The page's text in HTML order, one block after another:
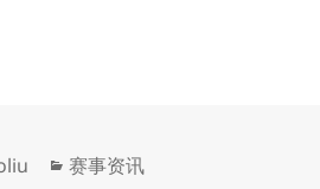
分
赛事资讯